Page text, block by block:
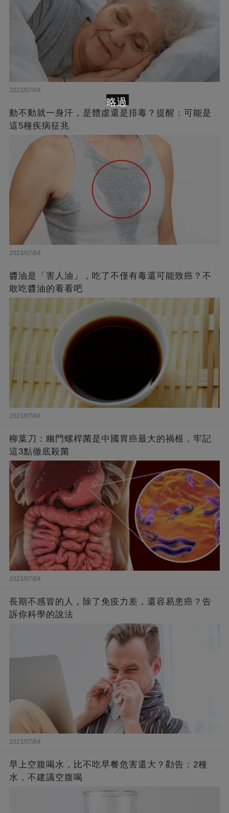
2023/07/04
動不動就一身汗，是體虛還是排毒？提醒：可能是
這5種疾病征兆
2023/07/04
醬油是「害人油」，吃了不僅有毒還可能致癌？不
敢吃醬油的看看吧
2023/07/04
柳葉刀：幽門螺桿菌是中國胃癌最大的禍根，牢記
這3點徹底殺菌
2023/07/04
長期不感冒的人，除了免疫力差，還容易患癌？告
訴你科學的說法
2023/07/04
早上空腹喝水，比不吃早餐危害還大？勸告：2種
水，不建議空腹喝
略過